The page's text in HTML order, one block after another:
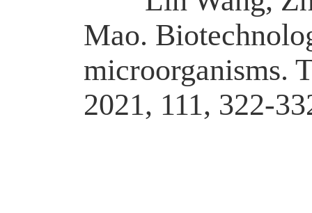
Mao.
microorganisms.
2021, 111, 322-